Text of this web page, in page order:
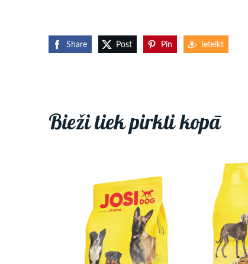
Share Post Pin Ieteikt
Bieži tiek pirkti kopā